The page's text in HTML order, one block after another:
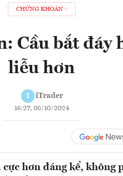
CHỨNG KHOÁN
Cầu bắt đáy
liễu hơn
I iTrader
16:27, 08/10/2024
hơn đáng kể, không